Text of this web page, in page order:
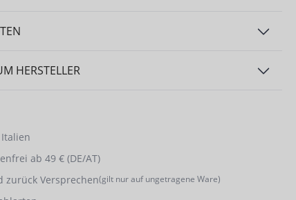
HERSTELLER
ab 49 € (DE/AT)
zurück Versprechen(gilt nur auf ungetragene Ware)